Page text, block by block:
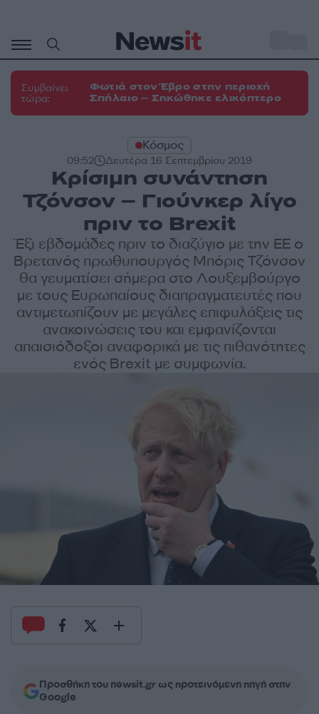
περιεχόμενο
Συμβαίνει
τώρα:
Φωτιά στον Έβρο στην περιοχή
Σπήλαιο – Σηκώθηκε ελικόπτερο
Κόσμος
09:52 Δευτέρα 16 Σεπτεμβρίου 2019
Κρίσιμη συνάντηση
Τζόνσον – Γιούνκερ λίγο
πριν το Brexit
Έξι εβδομάδες πριν το διαζύγιο με την ΕΕ ο
Βρετανός πρωθυπουργός Μπόρις Τζόνσον
θα γευματίσει σήμερα στο Λουξεμβούργο
με τους Ευρωπαίους διαπραγματευτές που
αντιμετωπίζουν με μεγάλες επιφυλάξεις τις
ανακοινώσεις του και εμφανίζονται
απαισιόδοξοι αναφορικά με τις πιθανότητες
ενός Brexit με συμφωνία.
Προσθήκη του newsit.gr ως προτεινόμενη πηγή στην
Google